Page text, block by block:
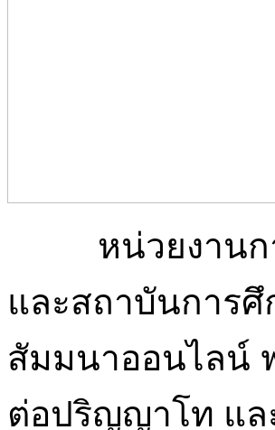
หน่วยงาน
และสถาบันการ
สัมมนาออนไลน์
ต่อปริญญาโท แล